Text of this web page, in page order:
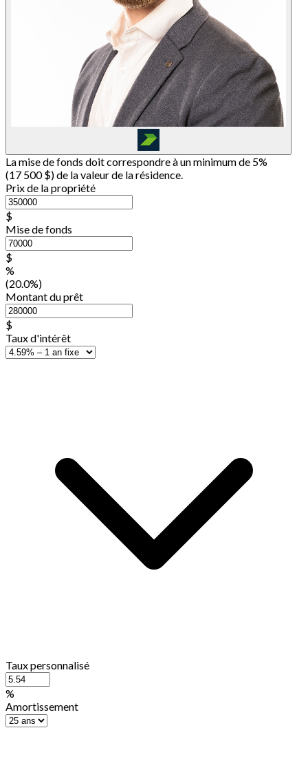
La mise de fonds doit correspondre à un minimum de 5%
(17 500 $) de la valeur de la résidence.
Prix de la propriété
$
Mise de fonds
$
%
(20.0%)
Montant du prêt
$
Taux d'intérêt
Taux personnalisé
%
Amortissement